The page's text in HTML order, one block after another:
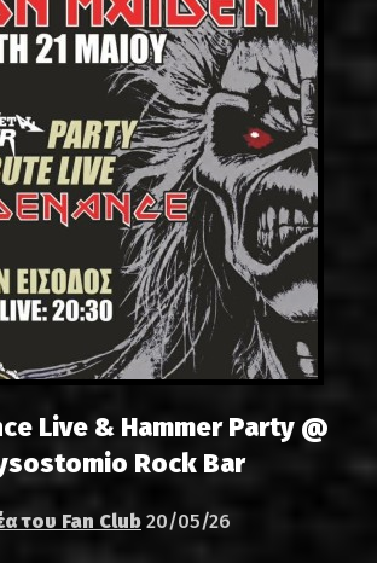
Live & Hammer Party @
Rock Bar
του Fan Club 20/05/26